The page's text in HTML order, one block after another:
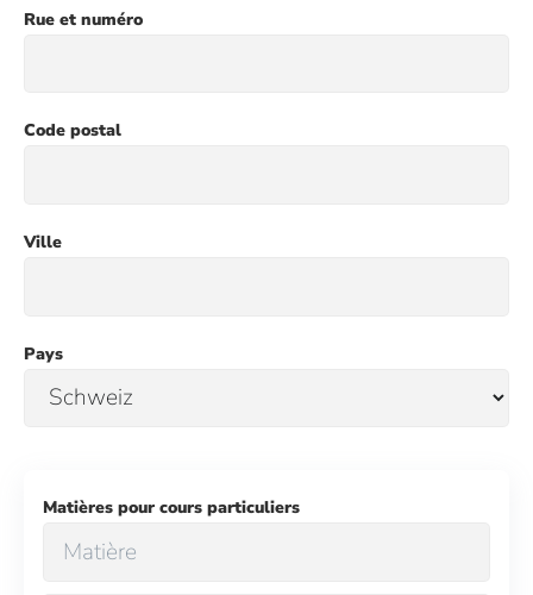
Rue et numéro
Code postal
Ville
Pays
Matières pour cours particuliers